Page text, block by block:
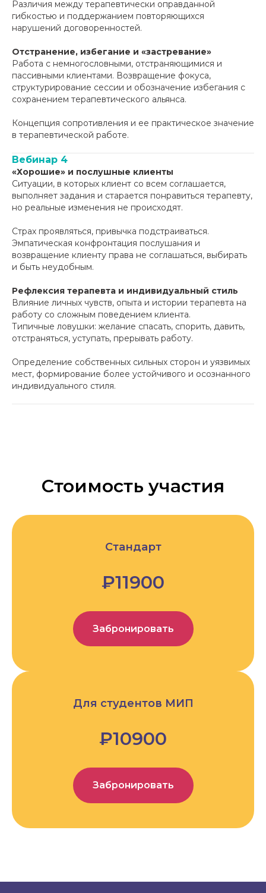
Различия между терапевтически оправданной
гибкостью и поддержанием повторяющихся
нарушений договоренностей.
Отстранение, избегание и «застревание»
Работа с немногословными, отстраняющимися и
пассивными клиентами. Возвращение фокуса,
структурирование сессии и обозначение избегания с
сохранением терапевтического альянса.
Концепция сопротивления и ее практическое значение
в терапевтической работе.
Вебинар 4
«Хорошие» и послушные клиенты
Ситуации, в которых клиент со всем соглашается,
выполняет задания и старается понравиться терапевту,
но реальные изменения не происходят.
Страх проявляться, привычка подстраиваться.
Эмпатическая конфронтация послушания и
возвращение клиенту права не соглашаться, выбирать
и быть неудобным.
Рефлексия терапевта и индивидуальный стиль
Влияние личных чувств, опыта и истории терапевта на
работу со сложным поведением клиента.
Типичные ловушки: желание спасать, спорить, давить,
отстраняться, уступать, прерывать работу.
Определение собственных сильных сторон и уязвимых
мест, формирование более устойчивого и осознанного
индивидуального стиля.
Стоимость участия
Стандарт
₽11900
Забронировать
Для студентов МИП
₽10900
Забронировать